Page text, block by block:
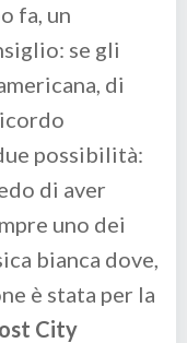
fa, un
se gli
di
possibilità:
di aver
uno dei
bianca dove,
è stata per la
City